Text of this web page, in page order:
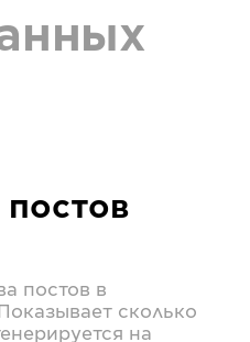
постов
постов в
сколько
на